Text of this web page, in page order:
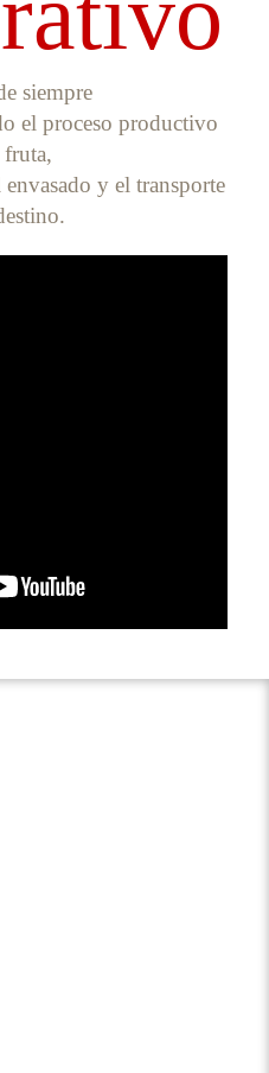
siempre
el proceso productivo
fruta,
y el transporte